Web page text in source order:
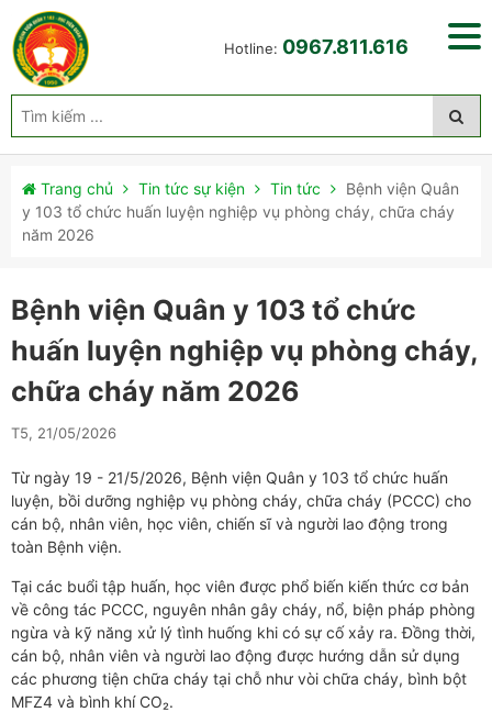
Hotline: 0967.811.616
Trang chủ Tin tức sự kiện Tin tức
Bệnh viện Quân
y 103 tổ chức huấn luyện nghiệp vụ phòng cháy, chữa cháy
năm 2026
Bệnh viện Quân y 103 tổ chức
huấn luyện nghiệp vụ phòng cháy,
chữa cháy năm 2026
T5, 21/05/2026
Từ ngày 19 - 21/5/2026, Bệnh viện Quân y 103 tổ chức huấn
luyện, bồi dưỡng nghiệp vụ phòng cháy, chữa cháy (PCCC) cho
cán bộ, nhân viên, học viên, chiến sĩ và người lao động trong
toàn Bệnh viện.
Tại các buổi tập huấn, học viên được phổ biến kiến thức cơ bản
về công tác PCCC, nguyên nhân gây cháy, nổ, biện pháp phòng
ngừa và kỹ năng xử lý tình huống khi có sự cố xảy ra. Đồng thời,
cán bộ, nhân viên và người lao động được hướng dẫn sử dụng
các phương tiện chữa cháy tại chỗ như vòi chữa cháy, bình bột
MFZ4 và bình khí CO₂.